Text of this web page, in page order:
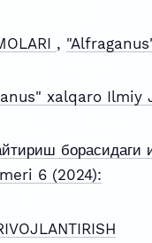
,
xalqaro Ilmiy
борасидаги
6 (2024):